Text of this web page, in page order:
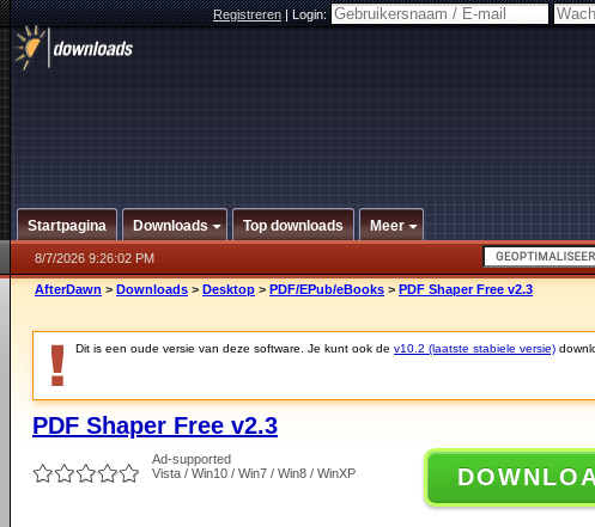
Registreren|Login:
Startpagina Downloads Top downloads Meer
8/7/2026 9:26:02 PM
AfterDawn > Downloads > Desktop > PDF/EPub/eBooks > PDF Shaper Free v2.3
Dit is een oude versie van deze software. Je kunt ook de v10.2 (laatste stabiele versie)
PDF Shaper Free v2.3
Ad-supported
Vista / Win10 / Win7 / Win8 / WinXP